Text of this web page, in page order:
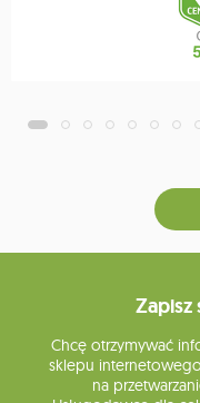
Zapisz
Chcę otrzymywać
sklepu
na